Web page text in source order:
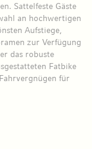
Sattelfeste Gäste
an hochwertigen
Aufstiege,
zur Verfügung
das robuste
Fatbike
für